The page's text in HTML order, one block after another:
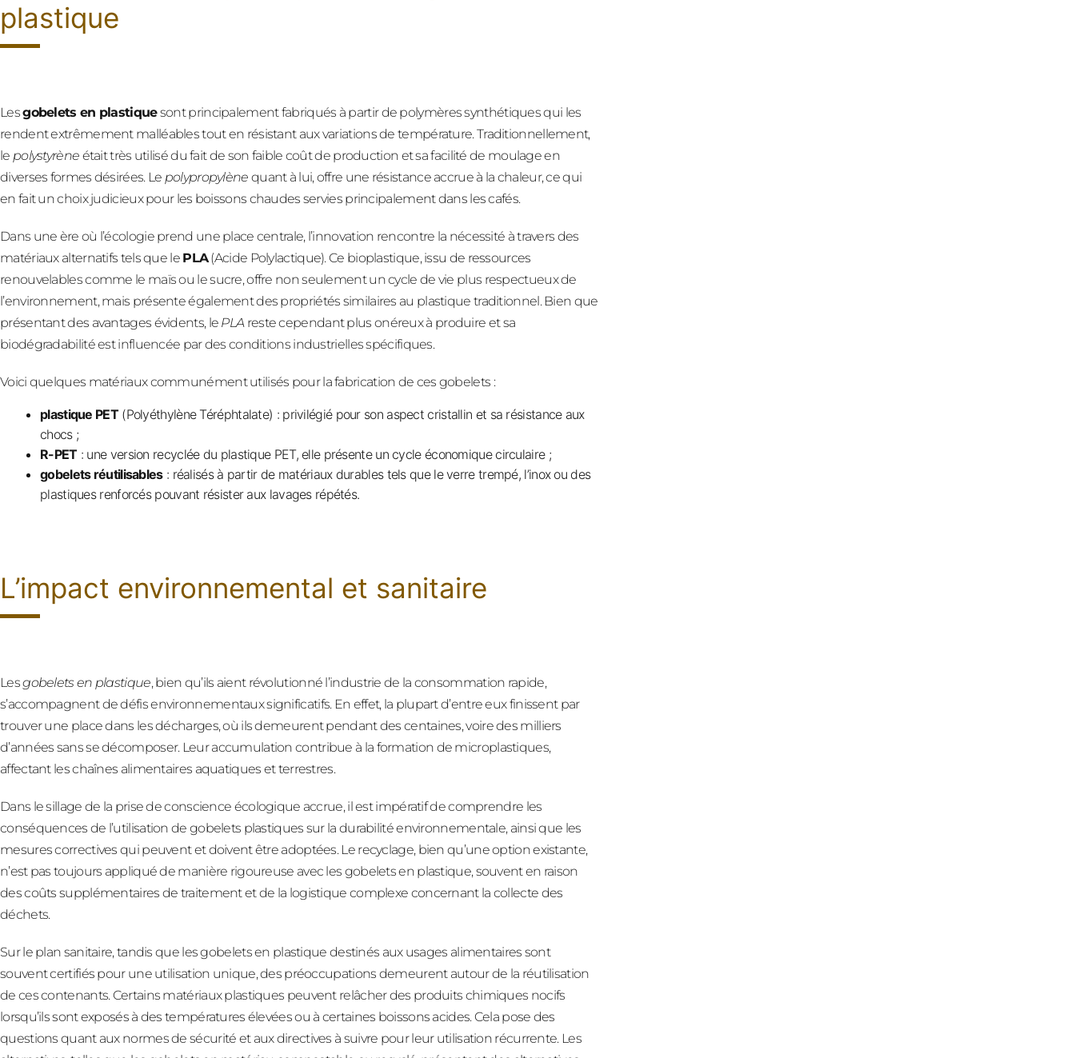
plastique
Lesgobelets en plastiquesont principalement fabriqués à partir de polymères synthétiques qui les
rendent extrêmement malléables tout en résistant aux variations de température. Traditionnellement,
le polystyrène était très utilisé du fait de son faible coût de production et sa facilité de moulage en
diverses formes désirées. Le polypropylène quant à lui, offre une résistance accrue à la chaleur, ce qui
en fait un choix judicieux pour les boissons chaudes servies principalement dans les cafés.
Dans une ère où l’écologie prend une place centrale, l’innovation rencontre la nécessité à travers des
matériaux alternatifs tels que le PLA(Acide Polylactique). Ce bioplastique, issu de ressources
renouvelables comme le maïs ou le sucre, offre non seulement un cycle de vie plus respectueux de
l’environnement, mais présente également des propriétés similaires au plastique traditionnel. Bien que
présentant des avantages évidents, le PLAreste cependant plus onéreux à produire et sa
biodégradabilité est influencée par des conditions industrielles spécifiques.
Voici quelques matériaux communément utilisés pour la fabrication de ces gobelets :
plastique PET(Polyéthylène Téréphtalate) : privilégié pour son aspect cristallin et sa résistance aux
chocs ;
R-PET: une version recyclée du plastique PET, elle présente un cycle économique circulaire ;
gobelets réutilisables: réalisés à partir de matériaux durables tels que le verre trempé, l’inox ou des
plastiques renforcés pouvant résister aux lavages répétés.
L’impact environnemental et sanitaire
Lesgobelets en plastique, bien qu’ils aient révolutionné l’industrie de la consommation rapide,
s’accompagnent de défis environnementaux significatifs. En effet, la plupart d’entre eux finissent par
trouver une place dans les décharges, où ils demeurent pendant des centaines, voire des milliers
d’années sans se décomposer. Leur accumulation contribue à la formation de microplastiques,
affectant les chaînes alimentaires aquatiques et terrestres.
Dans le sillage de la prise de conscience écologique accrue, il est impératif de comprendre les
conséquences de l’utilisation de gobelets plastiques sur la durabilité environnementale, ainsi que les
mesures correctives qui peuvent et doivent être adoptées. Le recyclage, bien qu’une option existante,
n’est pas toujours appliqué de manière rigoureuse avec les gobelets en plastique, souvent en raison
des coûts supplémentaires de traitement et de la logistique complexe concernant la collecte des
déchets.
Sur le plan sanitaire, tandis que les gobelets en plastique destinés aux usages alimentaires sont
souvent certifiés pour une utilisation unique, des préoccupations demeurent autour de la réutilisation
de ces contenants. Certains matériaux plastiques peuvent relâcher des produits chimiques nocifs
lorsqu’ils sont exposés à des températures élevées ou à certaines boissons acides. Cela pose des
questions quant aux normes de sécurité et aux directives à suivre pour leur utilisation récurrente. Les